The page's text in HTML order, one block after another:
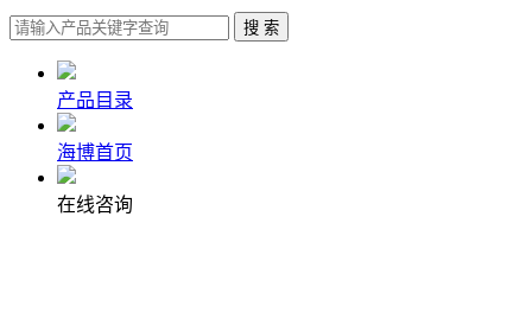
产品目录
海博首页
在线咨询